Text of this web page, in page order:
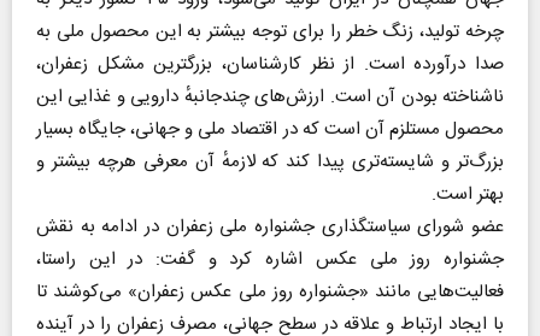
چرخه تولید، زنگ خطر را برای توجه بیشتر به این محصول ملی به
صدا درآورده است. از نظر کارشناسان، بزرگترین مشکل زعفران،
ناشناخته بودن آن است. ارزش‌های چندجانبهٔ دارویی و غذایی این
محصول مستلزم آن است که در اقتصاد ملی و جهانی، جایگاه بسیار
بزرگ‌تر و شایسته‌تری پیدا کند که لازمهٔ آن معرفی هرچه بیشتر و
بهتر است.
عضو شورای سیاستگذاری جشنواره ملی زعفران در ادامه به نقش
جشنواره روز ملی عکس اشاره کرد و گفت: در این راستا،
فعالیت‌هایی مانند «جشنواره روز ملی عکس زعفران» می‌کوشند تا
با ایجاد ارتباط و علاقه در سطح جهانی، مصرف زعفران را در آینده